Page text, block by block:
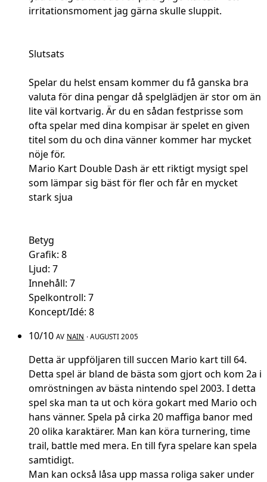
irritationsmoment jag gärna skulle sluppit.
Slutsats
Spelar du helst ensam kommer du få ganska bra
valuta för dina pengar då spelglädjen är stor om än
lite väl kortvarig. Är du en sådan festprisse som
ofta spelar med dina kompisar är spelet en given
titel som du och dina vänner kommer har mycket
nöje för.
Mario Kart Double Dash är ett riktigt mysigt spel
som lämpar sig bäst för fler och får en mycket
stark sjua
Betyg
Grafik: 8
Ljud: 7
Innehåll: 7
Spelkontroll: 7
Koncept/Idé: 8
10/10 AV NAIN · AUGUSTI 2005
Detta är uppföljaren till succen Mario kart till 64.
Detta spel är bland de bästa som gjort och kom 2a i
omröstningen av bästa nintendo spel 2003. I detta
spel ska man ta ut och köra gokart med Mario och
hans vänner. Spela på cirka 20 maffiga banor med
20 olika karaktärer. Man kan köra turnering, time
trail, battle med mera. En till fyra spelare kan spela
samtidigt.
Man kan också låsa upp massa roliga saker under